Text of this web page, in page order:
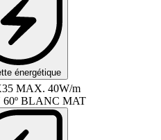
énergétique
MAX. 40W/m
60º BLANC MAT